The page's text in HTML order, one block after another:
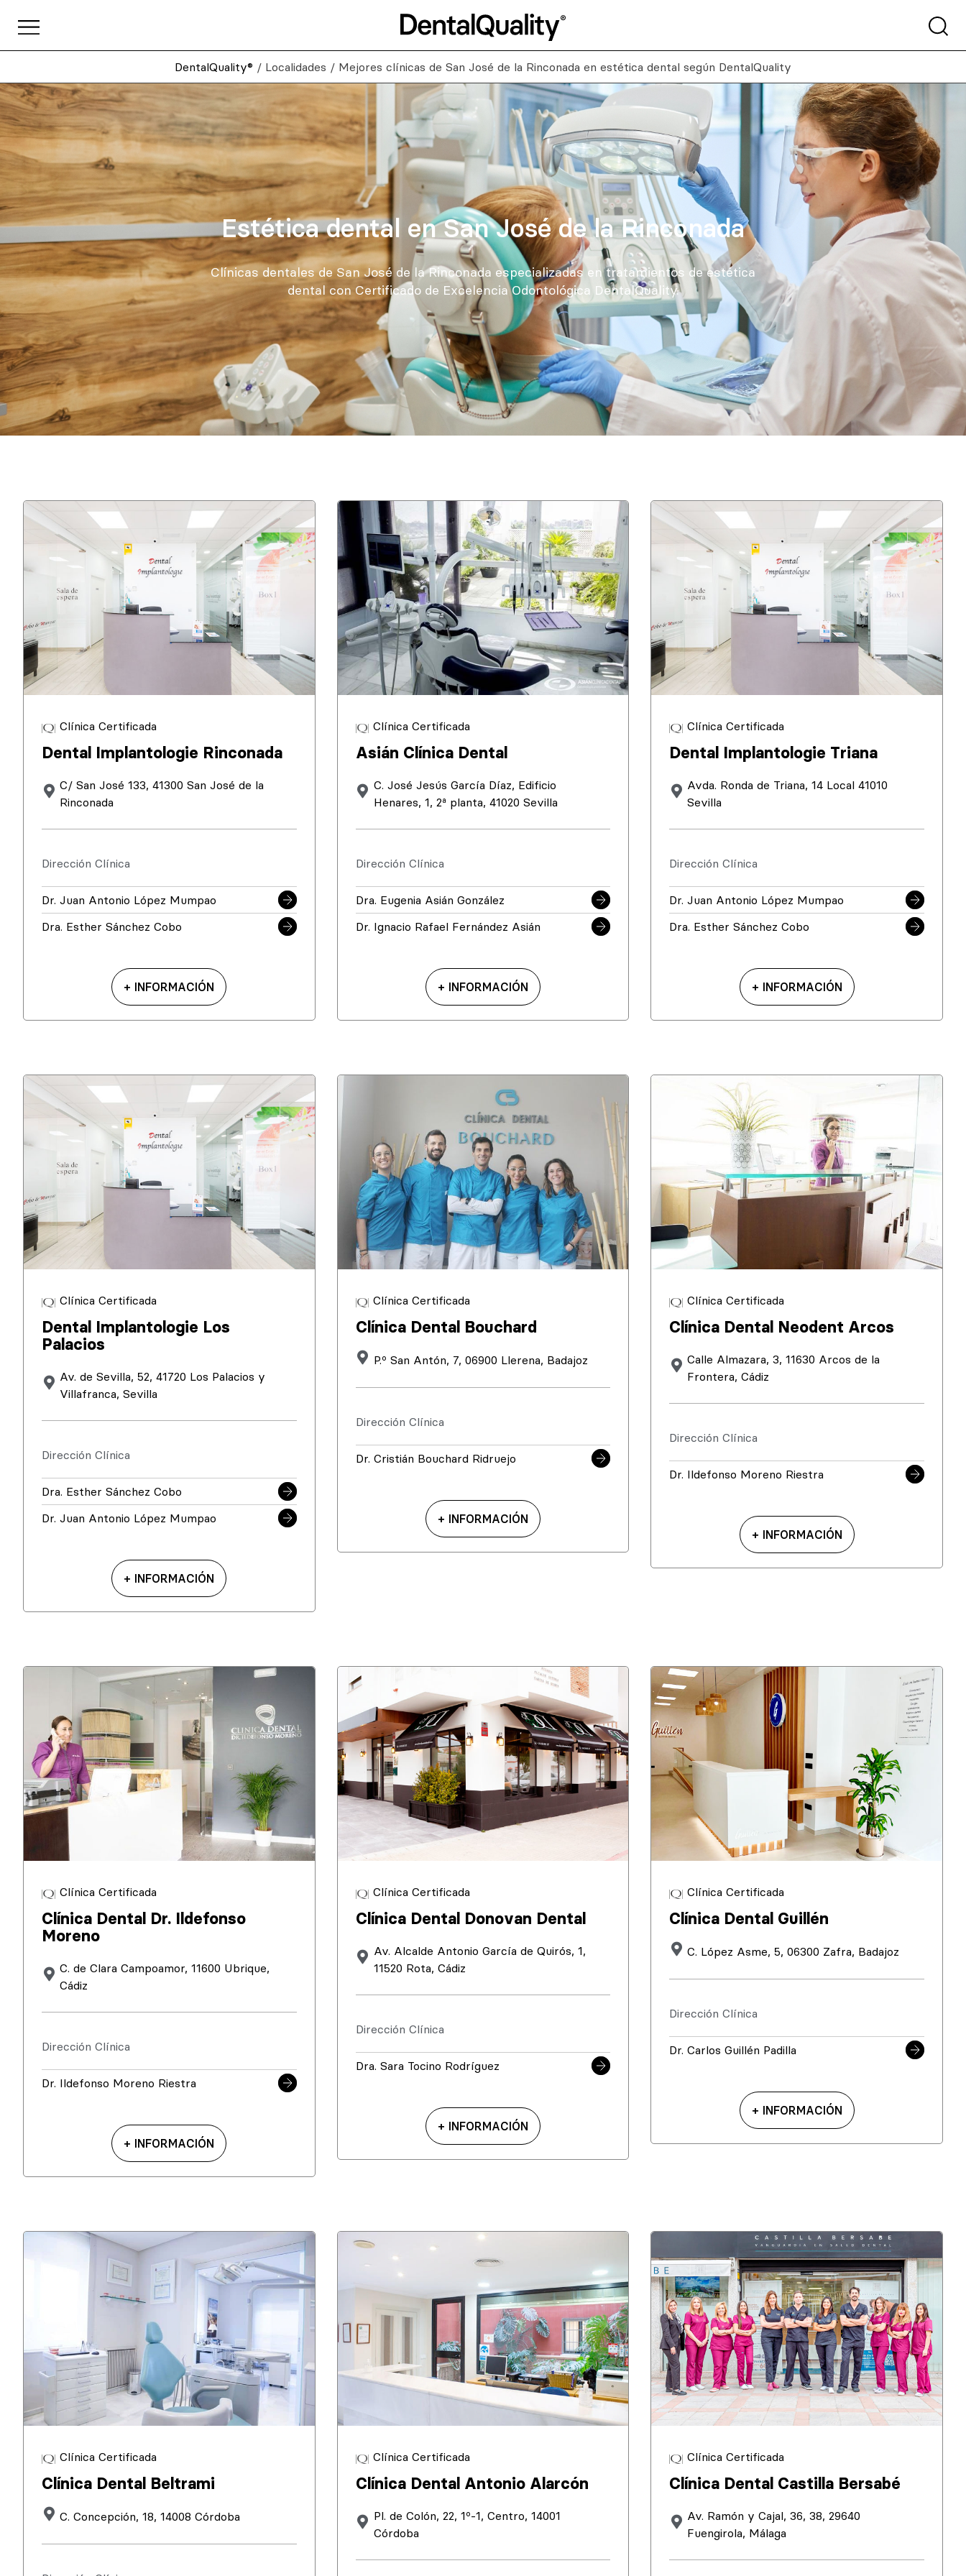
DentalQuality® / Localidades / Mejores clínicas de San José de la Rinconada en estética dental según DentalQuality
Estética dental en San José de la Rinconada
Clínicas dentales de San José de la Rinconada especializadas en tratamientos de estética
dental con Certificado de Excelencia Odontológica DentalQuality.
Clínica Certificada
Dental Implantologie Rinconada
C/ San José 133, 41300 San José de la
Rinconada
Dirección Clínica
Dr. Juan Antonio López Mumpao
Dra. Esther Sánchez Cobo
+ INFORMACIÓN
Clínica Certificada
Asián Clínica Dental
C. José Jesús García Díaz, Edificio
Henares, 1, 2ª planta, 41020 Sevilla
Dirección Clínica
Dra. Eugenia Asián González
Dr. Ignacio Rafael Fernández Asián
+ INFORMACIÓN
Clínica Certificada
Dental Implantologie Triana
Avda. Ronda de Triana, 14 Local 41010
Sevilla
Dirección Clínica
Dr. Juan Antonio López Mumpao
Dra. Esther Sánchez Cobo
+ INFORMACIÓN
Clínica Certificada
Dental Implantologie Los
Palacios
Av. de Sevilla, 52, 41720 Los Palacios y
Villafranca, Sevilla
Dirección Clínica
Dra. Esther Sánchez Cobo
Dr. Juan Antonio López Mumpao
+ INFORMACIÓN
Clínica Certificada
Clínica Dental Bouchard
P.º San Antón, 7, 06900 Llerena, Badajoz
Dirección Clínica
Dr. Cristián Bouchard Ridruejo
+ INFORMACIÓN
Clínica Certificada
Clínica Dental Neodent Arcos
Calle Almazara, 3, 11630 Arcos de la
Frontera, Cádiz
Dirección Clínica
Dr. Ildefonso Moreno Riestra
+ INFORMACIÓN
Clínica Certificada
Clínica Dental Dr. Ildefonso
Moreno
C. de Clara Campoamor, 11600 Ubrique,
Cádiz
Dirección Clínica
Dr. Ildefonso Moreno Riestra
+ INFORMACIÓN
Clínica Certificada
Clínica Dental Donovan Dental
Av. Alcalde Antonio García de Quirós, 1,
11520 Rota, Cádiz
Dirección Clínica
Dra. Sara Tocino Rodríguez
+ INFORMACIÓN
Clínica Certificada
Clínica Dental Guillén
C. López Asme, 5, 06300 Zafra, Badajoz
Dirección Clínica
Dr. Carlos Guillén Padilla
+ INFORMACIÓN
Clínica Certificada
Clínica Dental Beltrami
C. Concepción, 18, 14008 Córdoba
Clínica Certificada
Clínica Dental Antonio Alarcón
Pl. de Colón, 22, 1º-1, Centro, 14001
Córdoba
Clínica Certificada
Clínica Dental Castilla Bersabé
Av. Ramón y Cajal, 36, 38, 29640
Fuengirola, Málaga